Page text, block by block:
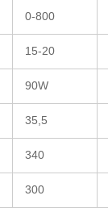
0-800
15-20
90W
35,5
340
300